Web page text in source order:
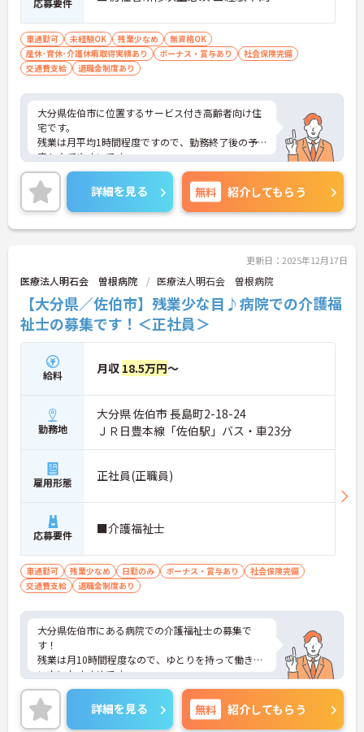
応募要件
車通勤可 未経験OK 残業少なめ
無資格OK
産休･育休･介護休暇取得実績あり
ボーナス・賞与あり
社会保険完備
交通費支給
退職金制度あり
大分県佐伯市に位置するサービス付き高齢者向け住
宅です。
残業は月平均1時間程度ですので、勤務終了後の予
定も立てやすいです。
昇給や賞与制度があり頑張りが評価されてしっかり
と職員に還元されます。
ご興味のある方には、面接対策ポイントなど、さら
に詳細をお話しいたしますのでお気軽にご相談くだ
さい！
詳細を見る 無料 紹介してもらう
更新日：2025年12月17日
医療法人明石会 曽根病院 医療法人明石会 曽根病院
【大分県／佐伯市】残業少な目♪病院での介護福
祉士の募集です！＜正社員＞
給料 月収 18.5万円～
勤務地
大分県 佐伯市 長島町2-18-24
ＪＲ日豊本線「佐伯駅」バス・車23分
雇用形態 正社員(正職員)
応募要件 ■介護福祉士
車通勤可 残業少なめ 日勤のみ ボーナス・賞与あり
社会保険完備
交通費支給
退職金制度あり
大分県佐伯市にある病院での介護福祉士の募集で
す！
残業は月10時間程度なので、ゆとりを持って働きた
い方におすすめです。
病院での勤務なので複数診療科目を経験・キャリア
アップを目指せる環境です◎
ご興味のある方には、面接対策ポイントなど、さら
詳細を見る 無料 紹介してもらう